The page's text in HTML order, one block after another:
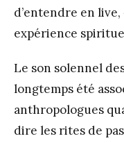
d’entendre en live,
expérience
Le son solennel
longtemps été
anthropologues
dire les rites de